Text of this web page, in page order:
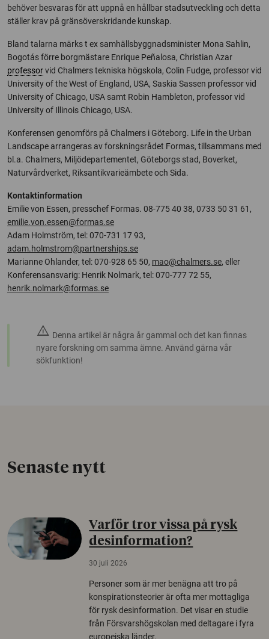
behöver besvaras för att uppnå en hållbar stadsutveckling och detta
ställer krav på gränsöverskridande kunskap.
Bland talarna märks t ex samhällsbyggnadsminister Mona Sahlin,
Bogotás förre borgmästare Enrique Peñalosa, Christian Azar
professorvid Chalmers tekniska högskola, Colin Fudge, professor vid
University of the West of England, USA, Saskia Sassen professor vid
University of Chicago, USA samt Robin Hambleton, professor vid
University of Illinois Chicago, USA.
Konferensen genomförs på Chalmers i Göteborg. Life in the Urban
Landscape arrangeras av forskningsrådet Formas, tillsammans med
bl.a. Chalmers, Miljödepartementet, Göteborgs stad, Boverket,
Naturvårdverket, Riksantikvarieämbete och Sida.
Kontaktinformation
Emilie von Essen, presschef Formas. 08-775 40 38, 0733 50 31 61,
emilie.von.essen@formas.se
Adam Holmström, tel: 070-731 17 93,
adam.holmstrom@partnerships.se
Marianne Ohlander, tel: 070-928 65 50, mao@chalmers.se, eller
Konferensansvarig: Henrik Nolmark, tel: 070-777 72 55,
henrik.nolmark@formas.se
warning Denna artikel är några år gammal och det kan finnas
nyare forskning om samma ämne. Använd gärna vår
sökfunktion!
Senaste nytt
Varför tror vissa på rysk
desinformation?
30 juli 2026
Personer som är mer benägna att tro på
konspirationsteorier är ofta mer mottagliga
för rysk desinformation. Det visar en studie
från Försvarshögskolan med deltagare i fyra
europeiska länder.